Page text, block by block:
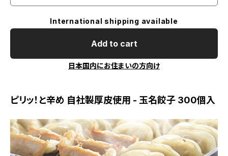
International shipping available
Add to cart
日本国内にお住まいの方向け
ピリッ！と辛め 自社製厚皮使用 - 玉名餃子 300個入